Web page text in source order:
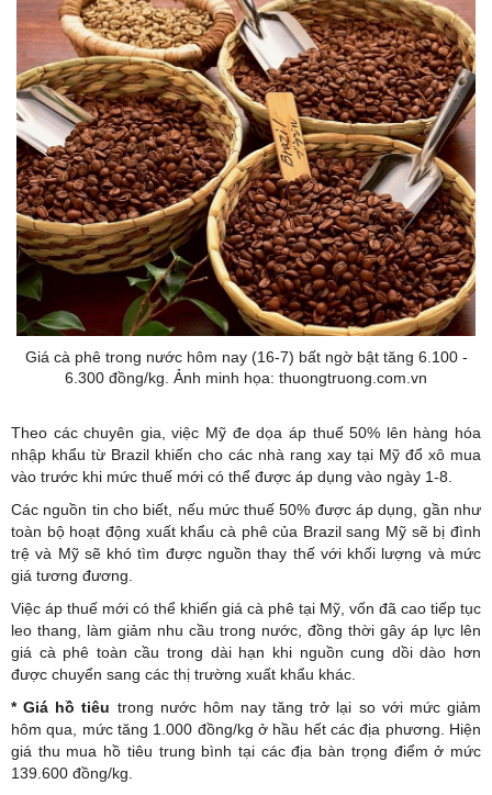
Giá cà phê trong nước hôm nay (16-7) bất ngờ bật tăng 6.100 -
6.300 đồng/kg. Ảnh minh họa: thuongtruong.com.vn
Theo các chuyên gia, việc Mỹ đe dọa áp thuế 50% lên hàng hóa
nhập khẩu từ Brazil khiến cho các nhà rang xay tại Mỹ đổ xô mua
vào trước khi mức thuế mới có thể được áp dụng vào ngày 1-8.
Các nguồn tin cho biết, nếu mức thuế 50% được áp dụng, gần như
toàn bộ hoạt động xuất khẩu cà phê của Brazil sang Mỹ sẽ bị đình
trệ và Mỹ sẽ khó tìm được nguồn thay thế với khối lượng và mức
giá tương đương.
Việc áp thuế mới có thể khiến giá cà phê tại Mỹ, vốn đã cao tiếp tục
leo thang, làm giảm nhu cầu trong nước, đồng thời gây áp lực lên
giá cà phê toàn cầu trong dài hạn khi nguồn cung dồi dào hơn
được chuyển sang các thị trường xuất khẩu khác.
*Giá hồ tiêu trong nước hôm nay tăng trở lại so với mức giảm
hôm qua, mức tăng 1.000 đồng/kg ở hầu hết các địa phương. Hiện
giá thu mua hồ tiêu trung bình tại các địa bàn trọng điểm ở mức
139.600 đồng/kg.